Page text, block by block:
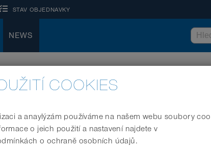
STAV OBJEDNAVKY
NEWS
COOKIES
a anaylýzám používáme na našem webu soubory
o jeich použití a nastavení najdete v
o ochraně osobních údajů.